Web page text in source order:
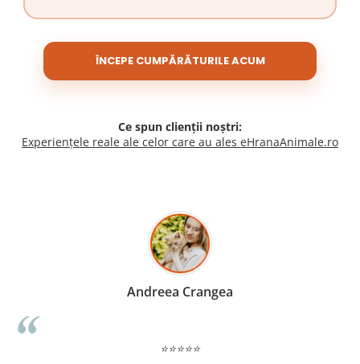
ÎNCEPE CUMPĂRĂTURILE ACUM
Ce spun clienții noștri:
Experiențele reale ale celor care au ales eHranaAnimale.ro
Madalina Stancea